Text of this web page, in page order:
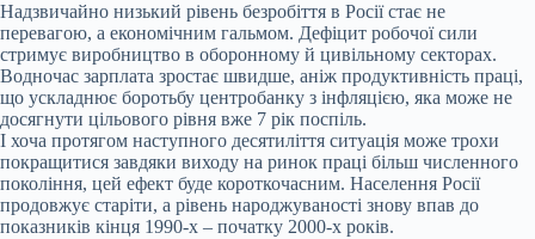
Надзвичайно низький рівень безробіття в Росії стає не
перевагою, а економічним гальмом. Дефіцит робочої сили
стримує виробництво в оборонному й цивільному секторах.
Водночас зарплата зростає швидше, аніж продуктивність праці,
що ускладнює боротьбу центробанку з інфляцією, яка може не
досягнути цільового рівня вже 7 рік поспіль.
І хоча протягом наступного десятиліття ситуація може трохи
покращитися завдяки виходу на ринок праці більш численного
покоління, цей ефект буде короткочасним. Населення Росії
продовжує старіти, а рівень народжуваності знову впав до
показників кінця 1990-х – початку 2000-х років.